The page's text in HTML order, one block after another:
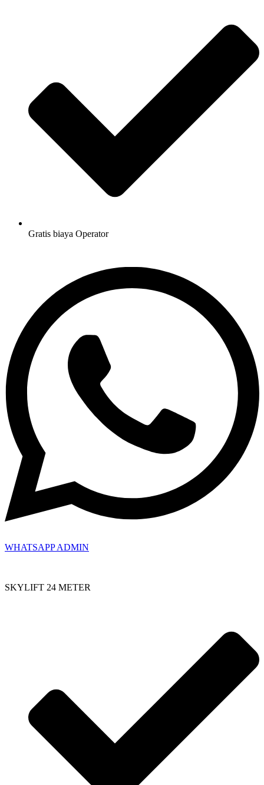
Gratis biaya Operator
WHATSAPP ADMIN
SKYLIFT 24 METER